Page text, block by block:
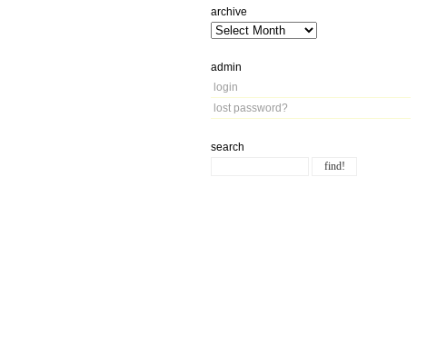
archive
admin
login
lost password?
search